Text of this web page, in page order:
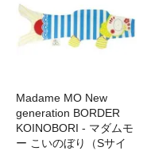
Madame MO New
generation BORDER
KOINOBORI - マダムモ
ー こいのぼり（Sサイ